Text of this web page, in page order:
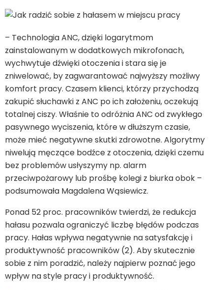
– Technologia ANC, dzięki logarytmom
zainstalowanym w dodatkowych mikrofonach,
wychwytuje dźwięki otoczenia i stara się je
zniwelować, by zagwarantować najwyższy możliwy
komfort pracy. Czasem klienci, którzy przychodzą
zakupić słuchawki z ANC po ich założeniu, oczekują
totalnej ciszy. Właśnie to odróżnia ANC od zwykłego
pasywnego wyciszenia, które w dłuższym czasie,
może mieć negatywne skutki zdrowotne. Algorytmy
niwelują męczące bodźce z otoczenia, dzięki czemu
bez problemów usłyszymy np. alarm
przeciwpożarowy lub prośbę kolegi z biurka obok –
podsumowała Magdalena Wąsiewicz.
Ponad 52 proc. pracowników twierdzi, że redukcja
hałasu pozwala ograniczyć liczbę błędów podczas
pracy. Hałas wpływa negatywnie na satysfakcję i
produktywność pracowników (2). Aby skutecznie
sobie z nim poradzić, należy najpierw poznać jego
wpływ na style pracy i produktywność.